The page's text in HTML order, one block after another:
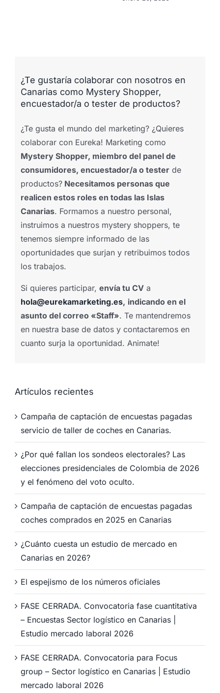
¿Te gustaría colaborar con nosotros en
Canarias como Mystery Shopper,
encuestador/a o tester de productos?
¿Te gusta el mundo del marketing? ¿Quieres
colaborar con Eureka! Marketing como
Mystery Shopper, miembro del panel de
consumidores, encuestador/a o tester de
productos? Necesitamos personas que
realicen estos roles en todas las Islas
Canarias. Formamos a nuestro personal,
instruimos a nuestros mystery shoppers, te
tenemos siempre informado de las
oportunidades que surjan y retribuimos todos
los trabajos.
Si quieres participar, envía tu CV a
hola@eurekamarketing.es, indicando en el
asunto del correo «Staff». Te mantendremos
en nuestra base de datos y contactaremos en
cuanto surja la oportunidad. Animate!
Artículos recientes
Campaña de captación de encuestas pagadas
servicio de taller de coches en Canarias.
¿Por qué fallan los sondeos electorales? Las
elecciones presidenciales de Colombia de 2026
y el fenómeno del voto oculto.
Campaña de captación de encuestas pagadas
coches comprados en 2025 en Canarias
¿Cuánto cuesta un estudio de mercado en
Canarias en 2026?
El espejismo de los números oficiales
FASE CERRADA. Convocatoria fase cuantitativa
– Encuestas Sector logístico en Canarias |
Estudio mercado laboral 2026
FASE CERRADA. Convocatoria para Focus
group – Sector logístico en Canarias | Estudio
mercado laboral 2026